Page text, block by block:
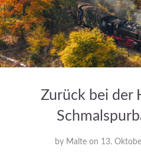
Zurück bei der
by Malte on 13.